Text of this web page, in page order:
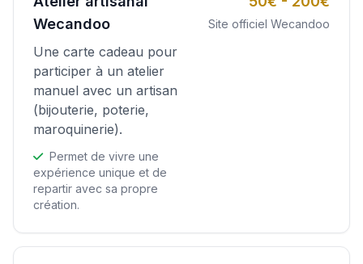
Wecandoo
Une carte cadeau pour
participer à un atelier
manuel avec un artisan
(bijouterie, poterie,
maroquinerie).
Permet de vivre une
expérience unique et de
repartir avec sa propre
création.
Site officiel Wecandoo